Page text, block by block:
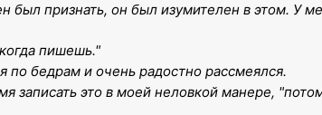
был признать, он был изумителен в этом. У
пишешь."
бедрам и очень радостно рассмеялся.
записать это в моей неловкой манере,